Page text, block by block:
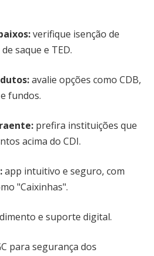
:verifique isenção de
saque e TED.
:avalie opções como CDB,
fundos.
: prefira instituições que
acima do CDI.
:app intuitivo e seguro, com
"Caixinhas".
e suporte digital.
para segurança dos